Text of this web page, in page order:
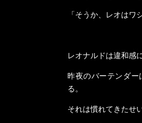
「そうか、レオはワ
レオナルドは違和感
昨夜のバーテンダ
る。
それは慣れてきたせ